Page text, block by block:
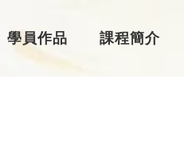
學員作品 課程簡介